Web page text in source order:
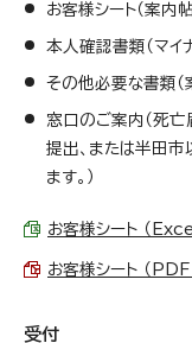
お客様シート（案内
本人確認書類（マイ
その他必要な書類（
窓口のご案内（死
提出、または半田市
ます。）
お客様シート （
お客様シート （
受付